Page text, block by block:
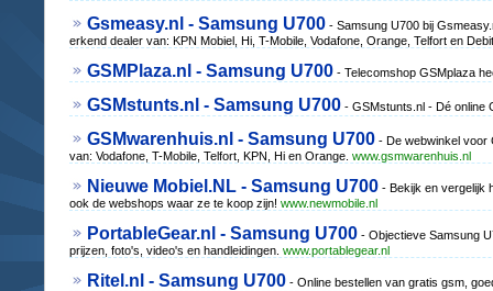
Gsmeasy.nl - Samsung U700 - Samsung U700 bij
erkend dealer van: KPN Mobiel, Hi, T-Mobile, Vodafone, Orange, Telfort en
GSMPlaza.nl - Samsung U700 - Telecomshop GSMplaza
GSMstunts.nl - Samsung U700 - GSMstunts.nl - Dé online
GSMwarenhuis.nl - Samsung U700 - De webwinkel voor
van: Vodafone, T-Mobile, Telfort, KPN, Hi en Orange. www.gsmwarenhuis.nl
Nieuwe Mobiel.NL - Samsung U700 - Bekijk en vergelijk
ook de webshops waar ze te koop zijn! www.newmobile.nl
PortableGear.nl - Samsung U700 - Objectieve Samsung
prijzen, foto's, video's en handleidingen. www.portablegear.nl
Ritel.nl - Samsung U700 - Online bestellen van gratis gsm,